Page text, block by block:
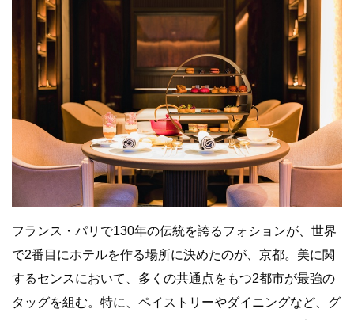
フランス・パリで130年の伝統を誇るフォションが、世界
で2番目にホテルを作る場所に決めたのが、京都。美に関
するセンスにおいて、多くの共通点をもつ2都市が最強の
タッグを組む。特に、ペイストリーやダイニングなど、グ